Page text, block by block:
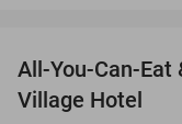
All-You-Can-Eat
Village Hotel